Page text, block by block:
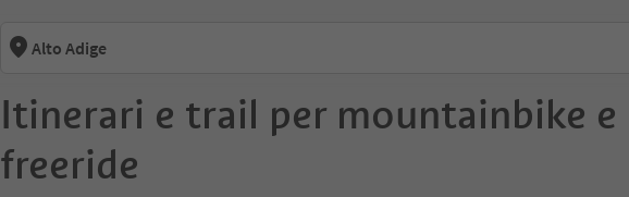
Alto Adige
Itinerari e trail per mountainbike e
freeride